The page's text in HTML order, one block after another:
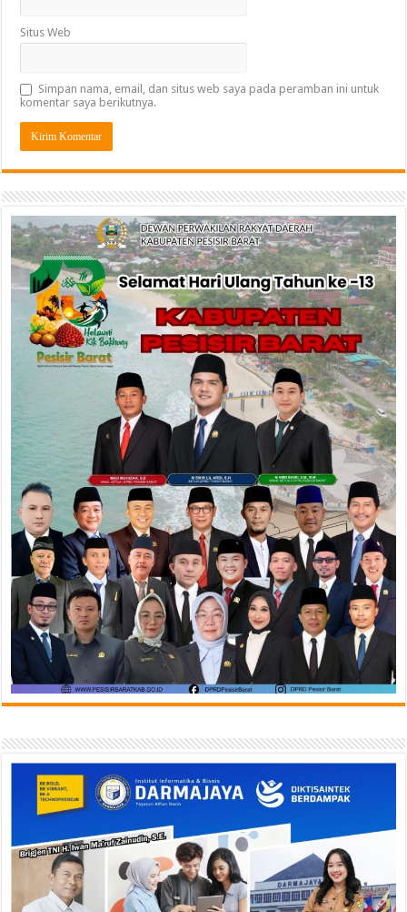
Situs Web
Simpan nama, email, dan situs web saya pada peramban ini untuk
komentar saya berikutnya.